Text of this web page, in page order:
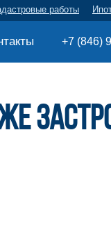
работы
+7 (846)